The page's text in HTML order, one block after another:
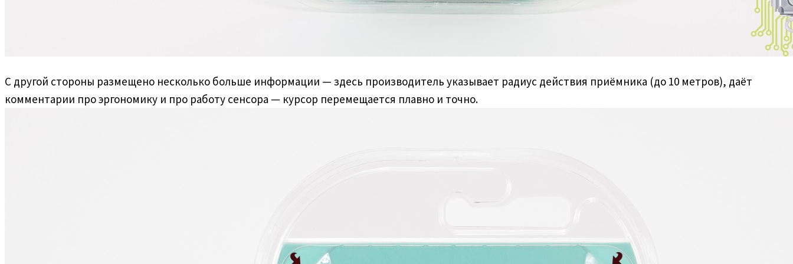
С другой стороны размещено несколько больше информации — здесь производитель указывает радиус действия приёмника (до 10 метров), даёт
комментарии про эргономику и про работу сенсора — курсор перемещается плавно и точно.